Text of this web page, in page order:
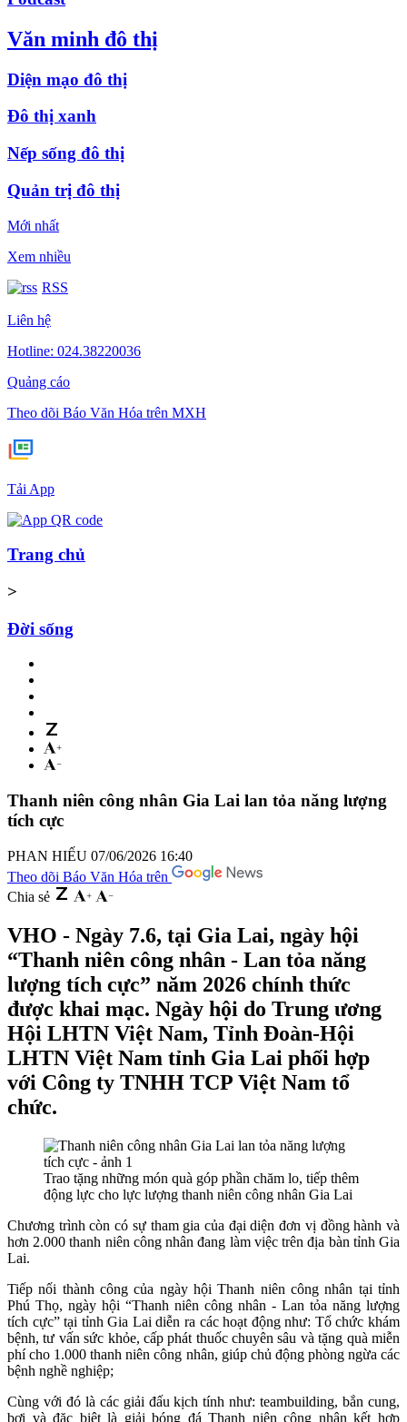
Văn minh đô thị
Diện mạo đô thị
Đô thị xanh
Nếp sống đô thị
Quản trị đô thị
Mới nhất
Xem nhiều
RSS
Liên hệ
Hotline: 024.38220036
Quảng cáo
Theo dõi Báo Văn Hóa trên MXH
Tải App
Trang chủ
>
Đời sống
Thanh niên công nhân Gia Lai lan tỏa năng lượng
tích cực
PHAN HIẾU 07/06/2026 16:40
Theo dõi Báo Văn Hóa trên
Chia sẻ
VHO - Ngày 7.6, tại Gia Lai, ngày hội
“Thanh niên công nhân - Lan tỏa năng
lượng tích cực” năm 2026 chính thức
được khai mạc. Ngày hội do Trung ương
Hội LHTN Việt Nam, Tỉnh Đoàn-Hội
LHTN Việt Nam tỉnh Gia Lai phối hợp
với Công ty TNHH TCP Việt Nam tổ
chức.
Trao tặng những món quà góp phần chăm lo, tiếp thêm
động lực cho lực lượng thanh niên công nhân Gia Lai
Chương trình còn có sự tham gia của đại diện đơn vị đồng hành và
hơn 2.000 thanh niên công nhân đang làm việc trên địa bàn tỉnh Gia
Lai.
Tiếp nối thành công của ngày hội Thanh niên công nhân tại tỉnh
Phú Thọ, ngày hội “Thanh niên công nhân - Lan tỏa năng lượng
tích cực” tại tỉnh Gia Lai diễn ra các hoạt động như: Tổ chức khám
bệnh, tư vấn sức khỏe, cấp phát thuốc chuyên sâu và tặng quà miễn
phí cho 1.000 thanh niên công nhân, giúp chủ động phòng ngừa các
bệnh nghề nghiệp;
Cùng với đó là các giải đấu kịch tính như: teambuilding, bắn cung,
bơi và đặc biệt là giải bóng đá Thanh niên công nhân kết hợp